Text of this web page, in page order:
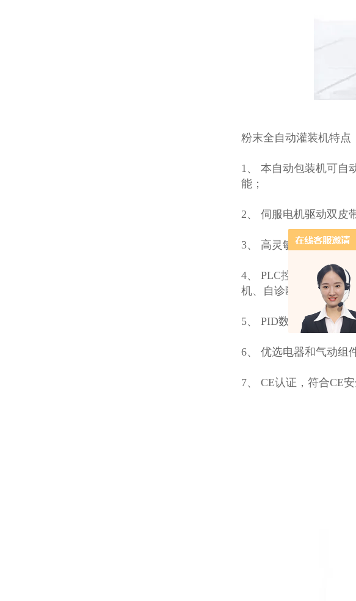
粉末全自动灌装机特点
1、 本自动包装机可自
能；
2、 伺服电机驱动双皮
3、 高灵敏度电眼可自
4、 PLC控制，可在触
机、自诊断的功能，使
5、 PID数码式温控，
6、 优选电器和气动组
7、 CE认证，符合CE安